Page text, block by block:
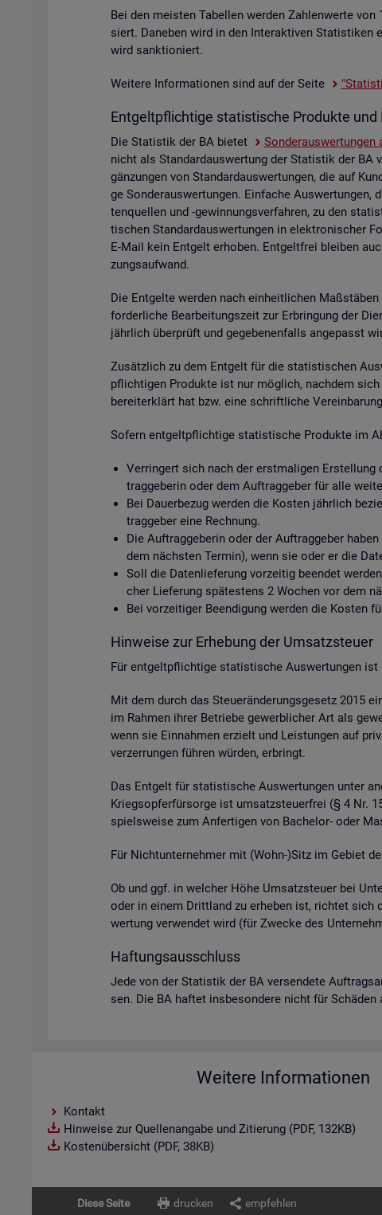
Bei den meis­ten Ta­bel­len wer­den Zah­len­wer­te
siert. Da­ne­ben wird in den In­ter­ak­ti­ven Sta­tis­ti­ken
wird sank­tio­niert.
Wei­te­re In­for­ma­tio­nen sind auf der Seite
Ent­gelt­pflich­ti­ge sta­tis­ti­sche Pro­duk­te
Die Sta­tis­tik der BA bie­tet Son­der­aus­wer­tun­gen
nicht als Stan­dard­aus­wer­tung der Sta­tis­tik der BA
gän­zun­gen von Stan­dard­aus­wer­tun­gen, die auf
ge Son­der­aus­wer­tun­gen. Ein­fa­che
ten­quel­len und -ge­win­nungs­ver­fah­ren, zu den
ti­schen Stan­dard­aus­wer­tun­gen in elek­tro­ni­scher
E-Mail kein Ent­gelt er­ho­ben. Ent­gelt­frei blei­ben
zungs­auf­wand.
Die Ent­gel­te wer­den nach ein­heit­li­chen
for­der­li­che Be­ar­bei­tungs­zeit zur Er­brin­gung der
jähr­lich über­prüft und ge­ge­be­nen­falls an­ge­passt
Zu­sätz­lich zu dem Ent­gelt für die sta­tis­ti­schen
pflich­ti­gen Pro­duk­te ist nur mög­lich, nach­dem
be­reit­er­klärt hat bzw. eine schrift­li­che
So­fern ent­gelt­pflich­ti­ge sta­tis­ti­sche Pro­duk­te im
Ver­rin­gert sich nach der erst­ma­li­gen
trag­ge­be­rin oder dem Auf­trag­ge­ber für alle
Bei Dau­er­be­zug wer­den die Kos­ten jähr­lich
trag­ge­ber eine Rech­nung.
Die Auf­trag­ge­be­rin oder der Auf­trag­ge­ber
dem nächs­ten Ter­min), wenn sie oder er die
Soll die Da­ten­lie­fe­rung vor­zei­tig be­en­det
cher Lie­fe­rung spä­tes­tens 2 Wo­chen vor dem
Bei vor­zei­ti­ger Be­en­di­gung wer­den die Kos­ten
Hin­wei­se zur Er­he­bung der Um­satz­steu­er
Für ent­gelt­pflich­ti­ge sta­tis­ti­sche Aus­wer­tun­gen ist
Mit dem durch das Steu­er­än­de­rungs­ge­setz 2015
im Rah­men ihrer Be­trie­be ge­werb­li­cher Art als
wenn sie Ein­nah­men er­zielt und Leis­tun­gen auf
ver­zer­run­gen füh­ren wür­den, er­bringt.
Das Ent­gelt für sta­tis­ti­sche Aus­wer­tun­gen unter
Kriegs­op­fer­für­sor­ge ist um­satz­steu­er­frei (§ 4 Nr.
spiels­wei­se zum An­fer­ti­gen von Ba­che­lor- oder
Für Nicht­un­ter­neh­mer mit (Wohn-)Sitz im Ge­biet
Ob und ggf. in wel­cher Höhe Um­satz­steu­er bei
oder in einem Dritt­land zu er­he­ben ist, rich­tet
wer­tung ver­wen­det wird (für Zwe­cke des
Haf­tungs­aus­schluss
Jede von der Sta­tis­tik der BA ver­sen­de­te
sen. Die BA haf­tet ins­be­son­de­re nicht für
Weitere Informationen
Kontakt
Hinweise zur Quellenangabe und Zitierung (PDF, 132KB)
Kostenübersicht (PDF, 38KB)
Diese Seite drucken empfehlen